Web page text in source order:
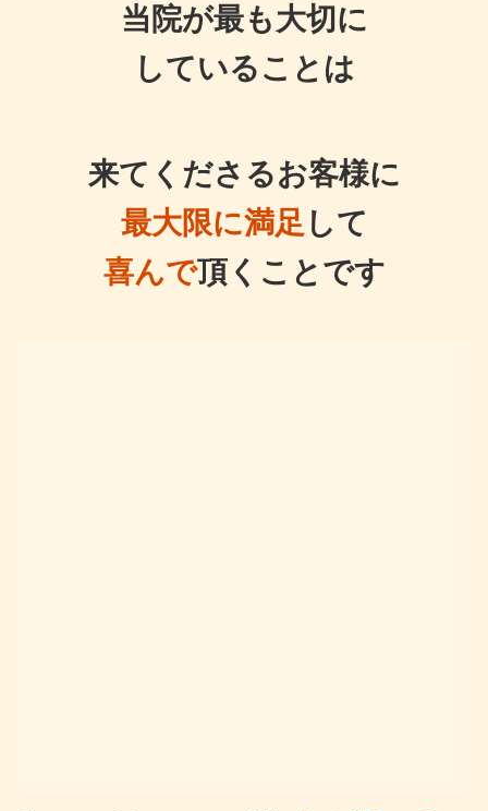
当院が最も大切に
していることは
来てくださるお客様に
最大限に満足 して
喜んで頂くことです